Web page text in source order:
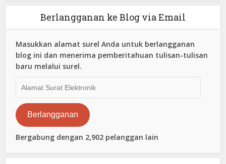
Berlangganan ke Blog via Email
Masukkan alamat surel Anda untuk berlangganan
blog ini dan menerima pemberitahuan tulisan-tulisan
baru melalui surel.
Surat
Elektronik
Berlangganan
Bergabung dengan 2,902 pelanggan lain